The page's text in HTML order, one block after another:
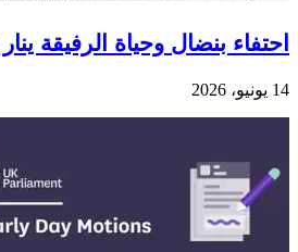
احتفاء بنضال وحياة الرفيقة
14 يونيو، 2026